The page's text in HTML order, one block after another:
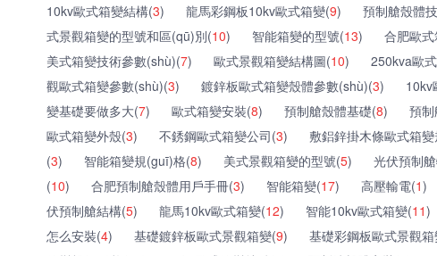
10kv歐式箱變結構(3) 龍馬彩鋼板10kv歐式箱變(9) 預制艙殼體
式景觀箱變的型號和區(qū)別(10) 智能箱變的型號(13) 合肥歐
美式箱變技術參數(shù)(7) 歐式景觀箱變結構圖(10) 250kva歐
觀歐式箱變參數(shù)(3) 鍍鋅板歐式箱變殼體參數(shù)(3) 10kv
變基礎要做多大(7) 歐式箱變安裝(8) 預制艙殼體基礎(8) 預
歐式箱變外殼(3) 不銹鋼歐式箱變公司(3) 敷鋁鋅掛木條歐式箱
(3) 智能箱變規(guī)格(8) 美式景觀箱變的型號(5) 光伏預制
(10) 合肥預制艙殼體用戶手冊(3) 智能箱變(17) 高壓輸電(1)
伏預制艙結構(5) 龍馬10kv歐式箱變(12) 智能10kv歐式箱變(11)
怎么安裝(4) 基礎鍍鋅板歐式景觀箱變(9) 基礎彩鋼板歐式景觀箱